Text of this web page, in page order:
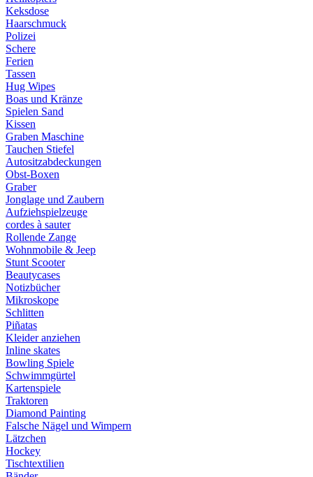
Keksdose
Haarschmuck
Polizei
Schere
Ferien
Tassen
Hug Wipes
Boas und Kränze
Spielen Sand
Kissen
Graben Maschine
Tauchen Stiefel
Autositzabdeckungen
Obst-Boxen
Graber
Jonglage und Zaubern
Aufziehspielzeuge
cordes à sauter
Rollende Zange
Wohnmobile & Jeep
Stunt Scooter
Beautycases
Notizbücher
Mikroskope
Schlitten
Piñatas
Kleider anziehen
Inline skates
Bowling Spiele
Schwimmgürtel
Kartenspiele
Traktoren
Diamond Painting
Falsche Nägel und Wimpern
Lätzchen
Hockey
Tischtextilien